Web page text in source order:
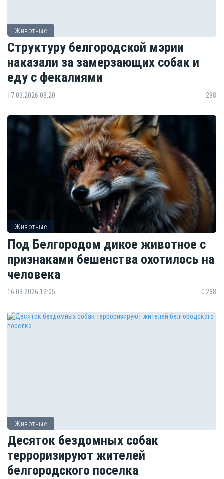
Животные
Структуру белгородской мэрии
наказали за замерзающих собак и
еду с фекалиями
17.03.2026 08:20 288
Животные
Под Белгородом дикое животное с
признаками бешенства охотилось на
человека
16.03.2026 12:05 288
Животные
Десяток бездомных собак
терроризируют жителей
белгородского поселка